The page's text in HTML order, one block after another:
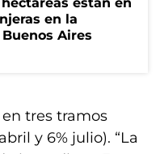
en la
Aires
en tres tramos
y 6% julio). “La